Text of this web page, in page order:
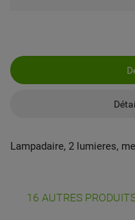
Lampadaire, 2 lumieres,
16 AUTRES